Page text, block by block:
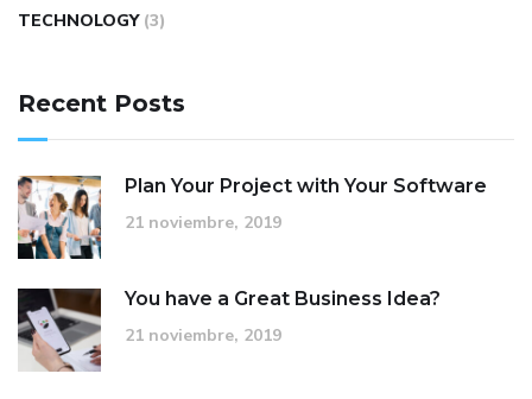
TECHNOLOGY (3)
Recent Posts
Plan Your Project with Your Software
21 noviembre, 2019
You have a Great Business Idea?
21 noviembre, 2019